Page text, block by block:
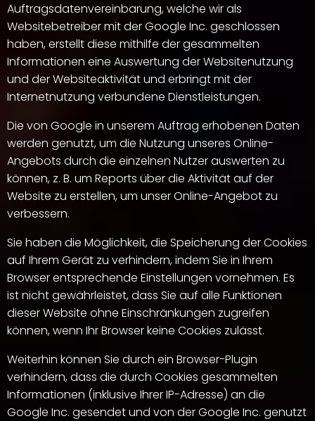
Auftragsdatenvereinbarung, welche wir als
Websitebetreiber mit der Google Inc. geschlossen
haben, erstellt diese mithilfe der gesammelten
Informationen eine Auswertung der Websitenutzung
und der Websiteaktivität und erbringt mit der
Internetnutzung verbundene Dienstleistungen.
Die von Google in unserem Auftrag erhobenen Daten
werden genutzt, um die Nutzung unseres Online-
Angebots durch die einzelnen Nutzer auswerten zu
können, z. B. um Reports über die Aktivität auf der
Website zu erstellen, um unser Online-Angebot zu
verbessern.
Sie haben die Möglichkeit, die Speicherung der Cookies
auf Ihrem Gerät zu verhindern, indem Sie in Ihrem
Browser entsprechende Einstellungen vornehmen. Es
ist nicht gewährleistet, dass Sie auf alle Funktionen
dieser Website ohne Einschränkungen zugreifen
können, wenn Ihr Browser keine Cookies zulässt.
Weiterhin können Sie durch ein Browser-Plugin
verhindern, dass die durch Cookies gesammelten
Informationen (inklusive Ihrer IP-Adresse) an die
Google Inc. gesendet und von der Google Inc. genutzt